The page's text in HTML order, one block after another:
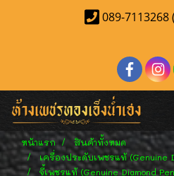
089-
หน้าแรก
สินค้าทั้งหมด
เครื่องประดับเพชรแท้ (Genuine
จี้เพชรแท้ (Genuine Diamond